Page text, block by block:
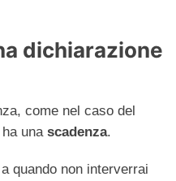
dichiarazione
come nel caso del
una scadenza.
quando non interverrai